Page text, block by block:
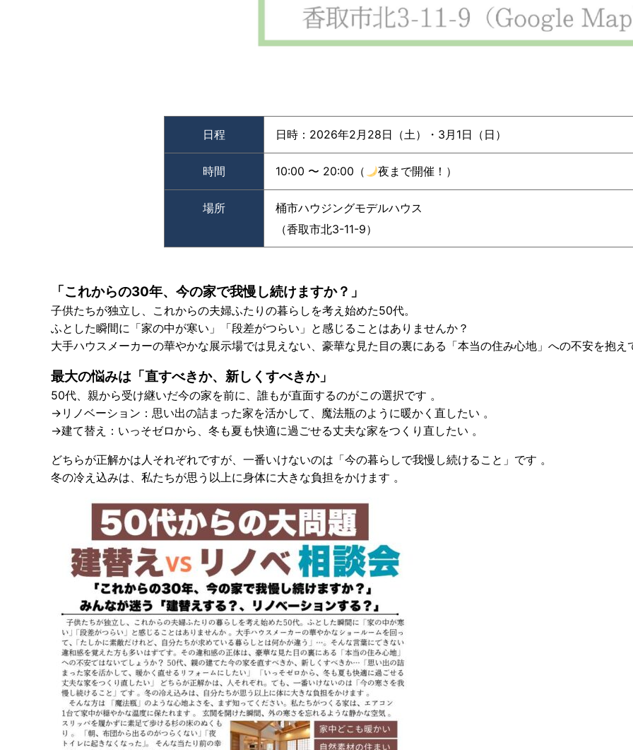
日程 日時：2026年2月28日（土）・3月1日（日）
時間 10:00 〜 20:00（ 夜まで開催！）
場所
桶市ハウジングモデルハウス
（香取市北3-11-9）
「これからの30年、今の家で我慢し続けますか？」
子供たちが独立し、これからの夫婦ふたりの暮らしを考え始めた50代。
ふとした瞬間に「家の中が寒い」「段差がつらい」と感じることはありませんか？
大手ハウスメーカーの華やかな展示場では見えない、豪華な見た目の裏にある「本当の住み心地」への不安を抱え
最大の悩みは「直すべきか、新しくすべきか」
50代、親から受け継いだ今の家を前に、誰もが直面するのがこの選択です 。
→リノベーション ：思い出の詰まった家を活かして、魔法瓶のように暖かく直したい 。
→建て替え ：いっそゼロから、冬も夏も快適に過ごせる丈夫な家をつくり直したい 。
どちらが正解かは人それぞれですが、一番いけないのは「今の暮らしで我慢し続けること」です 。
冬の冷え込みは、私たちが思う以上に身体に大きな負担をかけます 。